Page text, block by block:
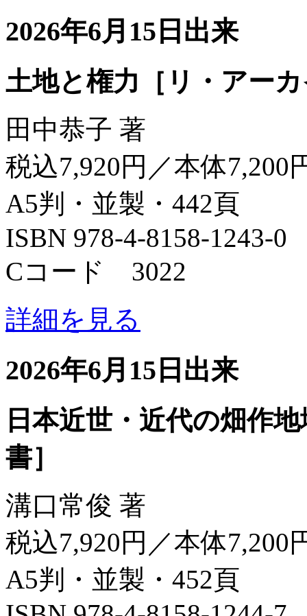
2026年6月15日出来
土地と権力［リ・アー
田中恭子 著
税込7,920円／本体7,200
A5判・並製・442頁
ISBN 978-4-8158-1243-0
Cコード 3022
詳細を見る
2026年6月15日出来
日本近世・近代の畑作
書］
溝口常俊 著
税込7,920円／本体7,200
A5判・並製・452頁